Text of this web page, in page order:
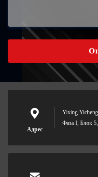
Адрес
Yixing
Фаза I, Блок